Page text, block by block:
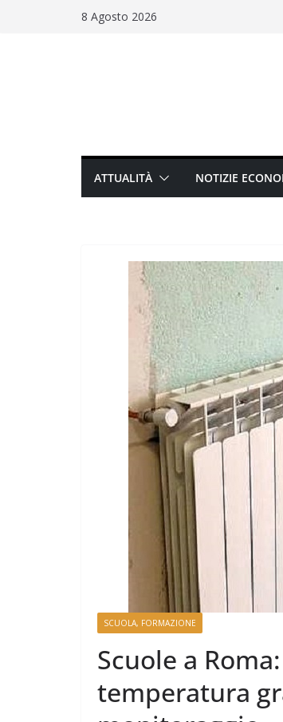
8 Agosto 2026
ATTUALITÀ NOTIZIE
SCUOLA, FORMAZIONE
Scuole a
temperatura